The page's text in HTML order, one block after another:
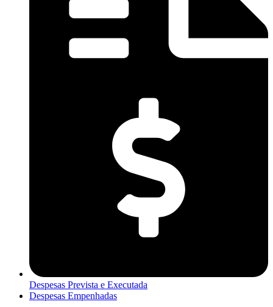
Despesas Prevista e Executada
Despesas Empenhadas